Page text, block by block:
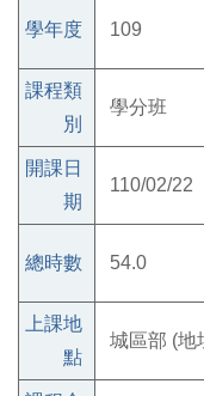
學年度 109
課程類
別
學分班
開課日
期
110/02/22
總時數 54.0
上課地
點
城區部 (地